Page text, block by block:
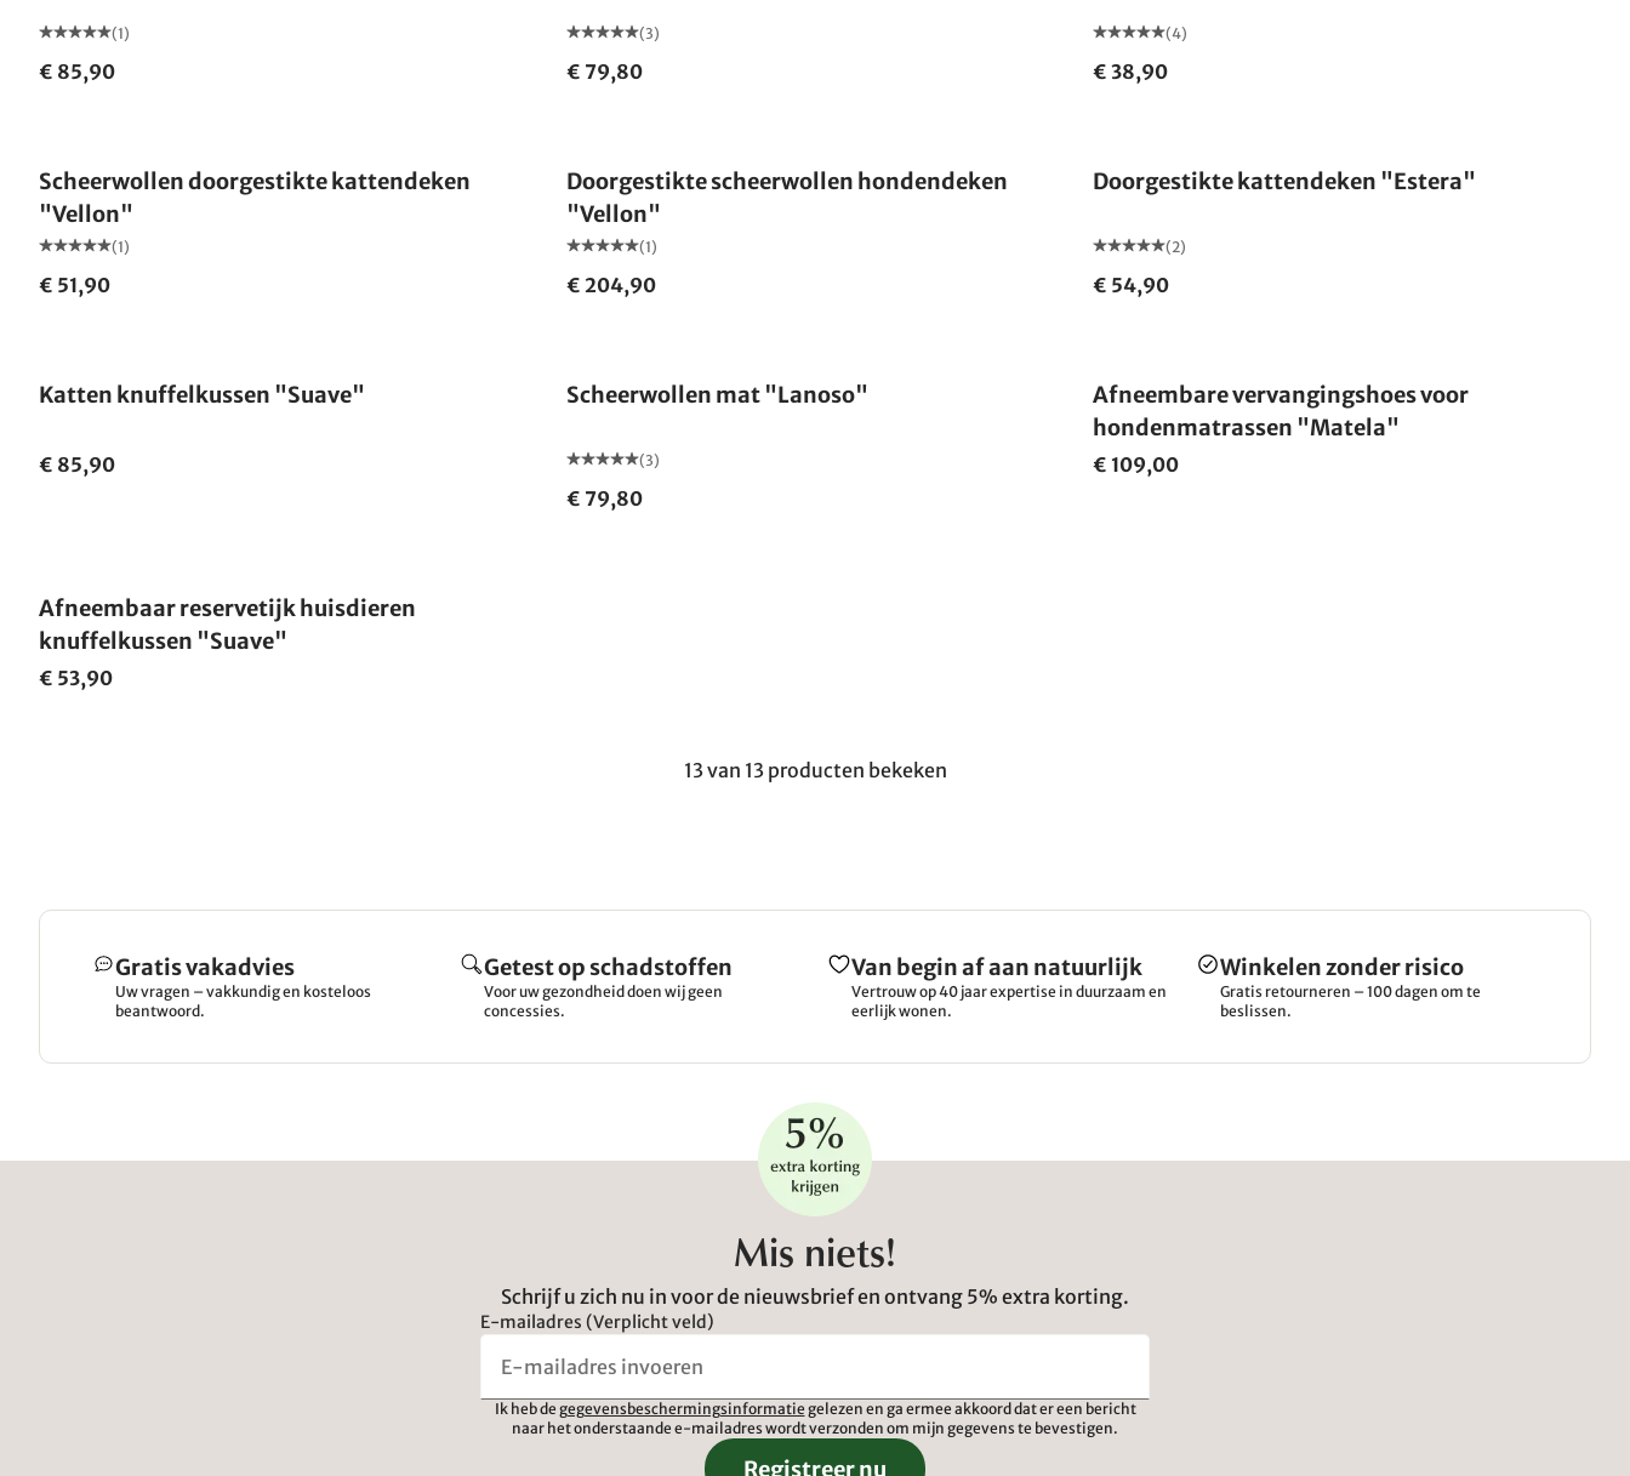
(1)
€ 85,90
(3)
€ 79,80
(4)
€ 38,90
Scheerwollen doorgestikte kattendeken
"Vellon"
(1)
€ 51,90
Doorgestikte scheerwollen hondendeken
"Vellon"
(1)
€ 204,90
Doorgestikte kattendeken "Estera"
(2)
€ 54,90
Katten knuffelkussen "Suave"
€ 85,90
Scheerwollen mat "Lanoso"
(3)
€ 79,80
Afneembare vervangingshoes voor
hondenmatrassen "Matela"
€ 109,00
Afneembaar reservetijk huisdieren
knuffelkussen "Suave"
€ 53,90
13 van 13 producten bekeken
Gratis vakadvies
Uw vragen – vakkundig en kosteloos
beantwoord.
Getest op schadstoffen
Voor uw gezondheid doen wij geen
concessies.
Van begin af aan natuurlijk
Vertrouw op 40 jaar expertise in duurzaam en
eerlijk wonen.
Winkelen zonder risico
Gratis retourneren – 100 dagen om te
beslissen.
Mis niets!
Schrijf u zich nu in voor de nieuwsbrief en ontvang 5% extra korting.
E-mailadres (Verplicht veld)
Ik heb de gegevensbeschermingsinformatie gelezen en ga ermee akkoord dat er een bericht
naar het onderstaande e-mailadres wordt verzonden om mijn gegevens te bevestigen.
Registreer nu